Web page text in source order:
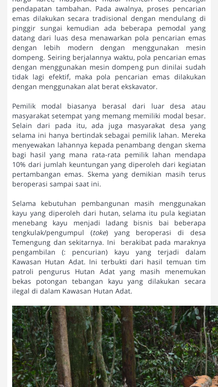
pendapatan tambahan. Pada awalnya, proses pencarian
emas dilakukan secara tradisional dengan mendulang di
pinggir sungai kemudian ada beberapa pemodal yang
datang dari luas desa menawarkan pola pencarian emas
dengan lebih modern dengan menggunakan mesin
dompeng. Seiring berjalannya waktu, pola pencarian emas
dengan menggunakan mesin dompeng pun dinilai sudah
tidak lagi efektif, maka pola pencarian emas dilakukan
dengan menggunakan alat berat ekskavator.
Pemilik modal biasanya berasal dari luar desa atau
masyarakat setempat yang memang memiliki modal besar.
Selain dari pada itu, ada juga masyarakat desa yang
selama ini hanya bertindak sebagai pemilik lahan. Mereka
menyewakan lahannya kepada penambang dengan skema
bagi hasil yang mana rata-rata pemilik lahan mendapa
10% dari jumlah keuntungan yang diperoleh dari kegiatan
pertambangan emas. Skema yang demikian masih terus
beroperasi sampai saat ini.
Selama kebutuhan pembangunan masih menggunakan
kayu yang diperoleh dari hutan, selama itu pula kegiatan
menebang kayu menjadi ladang bisnis bai beberapa
tengkulak/pengumpul (toke) yang beroperasi di desa
Temengung dan sekitarnya. Ini berakibat pada maraknya
pengambilan (: pencurian) kayu yang terjadi dalam
Kawasan Hutan Adat. Ini terbukti dari hasil temuan tim
patroli pengurus Hutan Adat yang masih menemukan
bekas potongan tebangan kayu yang dilakukan secara
ilegal di dalam Kawasan Hutan Adat.